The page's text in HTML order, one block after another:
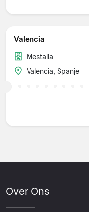
Valencia
Mestalla
Valencia, Spanje
Over Ons